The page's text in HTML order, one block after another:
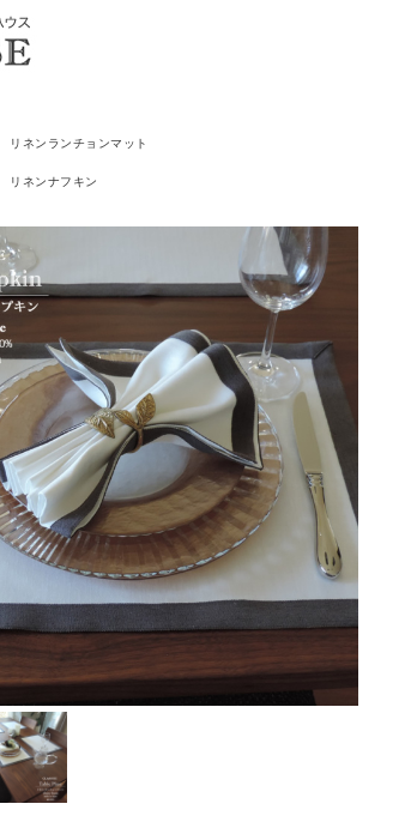
リネンランチョンマット
リネンナフキン